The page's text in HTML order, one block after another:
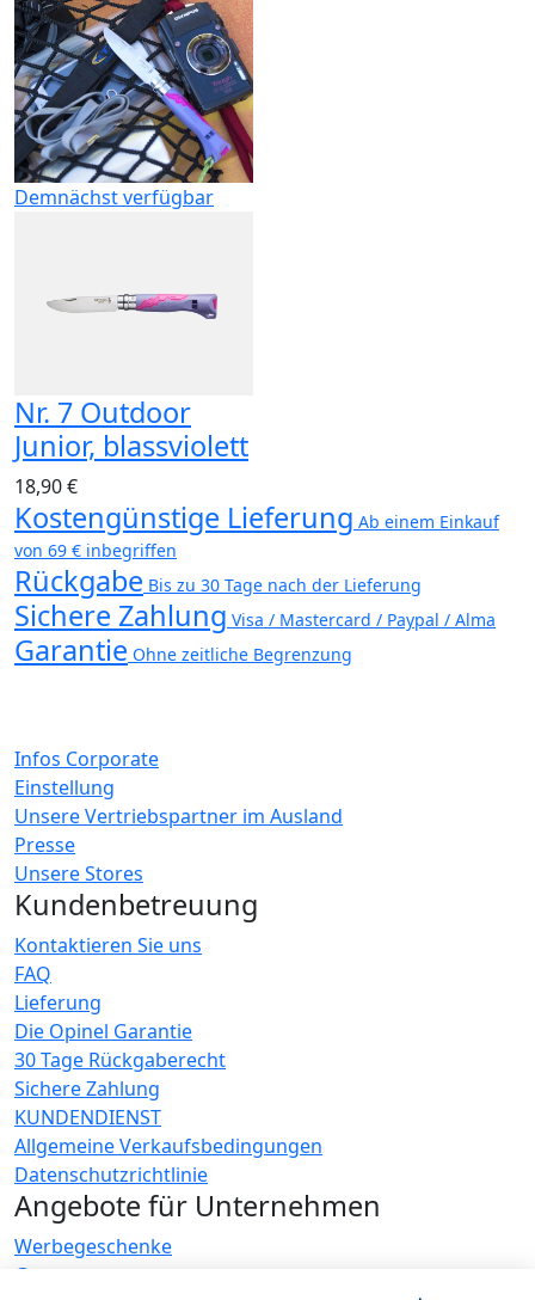
Demnächst verfügbar
Nr. 7 Outdoor
Junior, blassviolett
18,90 €
Kostengünstige Lieferung Ab einem Einkauf
von 69 € inbegriffen
Rückgabe Bis zu 30 Tage nach der Lieferung
Sichere Zahlung Visa / Mastercard / Paypal / Alma
Garantie Ohne zeitliche Begrenzung
Infos Corporate
Einstellung
Unsere Vertriebspartner im Ausland
Presse
Unsere Stores
Kundenbetreuung
Kontaktieren Sie uns
FAQ
Lieferung
Die Opinel Garantie
30 Tage Rückgaberecht
Sichere Zahlung
KUNDENDIENST
Allgemeine Verkaufsbedingungen
Datenschutzrichtlinie
Angebote für Unternehmen
Werbegeschenke
Gastronome